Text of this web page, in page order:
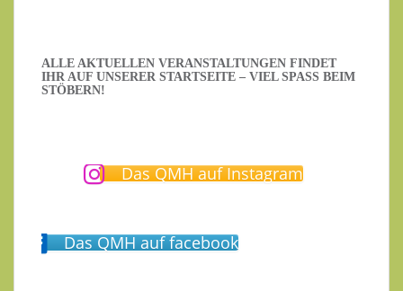
ALLE AKTUELLEN VERANSTALTUNGEN FINDET
IHR AUF UNSERER STARTSEITE – VIEL SPASS BEIM S
TÖBERN!
Das QMH auf Instagram
Das QMH auf facebook